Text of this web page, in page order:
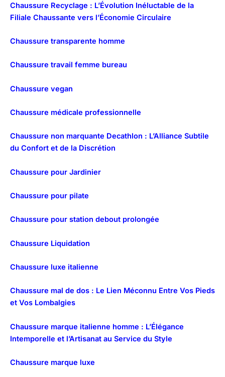
Chaussure Recyclage : L’Évolution Inéluctable de la
Filiale Chaussante vers l’Économie Circulaire
Chaussure transparente homme
Chaussure travail femme bureau
Chaussure vegan
Chaussure médicale professionnelle
Chaussure non marquante Decathlon : L’Alliance Subtile
du Confort et de la Discrétion
Chaussure pour Jardinier
Chaussure pour pilate
Chaussure pour station debout prolongée
Chaussure Liquidation
Chaussure luxe italienne
Chaussure mal de dos : Le Lien Méconnu Entre Vos Pieds
et Vos Lombalgies
Chaussure marque italienne homme : L’Élégance
Intemporelle et l’Artisanat au Service du Style
Chaussure marque luxe